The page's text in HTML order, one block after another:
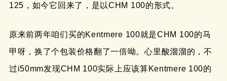
125，如今它回来了，是以CHM 100的形式。
原来前两年咱们买的Kentmere 100就是CHM 100的马
甲呀，换了个包装价格翻了一倍呦。心里酸溜溜的，不
过i50mm发现CHM 100实际上应该算Kentmere 100的